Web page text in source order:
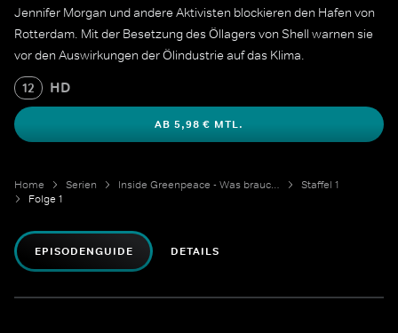
Jennifer Morgan und andere Aktivisten blockieren den Hafen von
Rotterdam. Mit der Besetzung des Öllagers von Shell warnen sie
vor den Auswirkungen der Ölindustrie auf das Klima.
12 HD
AB 5,98 € MTL.
Home Serien Inside Greenpeace - Was braucht es, um die Welt zu retten?
Staffel 1
Folge 1
EPISODENGUIDE DETAILS